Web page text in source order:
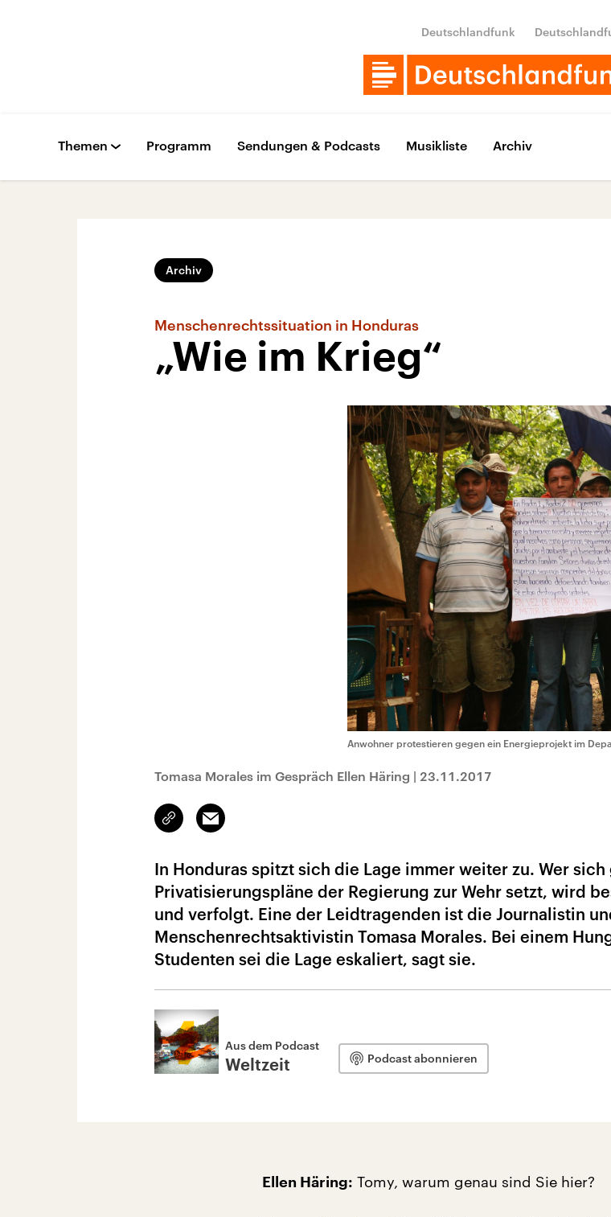
Deutschlandfunk
Themen Programm Sendungen & Podcasts Musikliste Archiv
Archiv
Menschenrechtssituation in Honduras
„Wie im Krieg“
Anwohner protestieren gegen ein Energieprojekt im
Tomasa Morales im Gespräch Ellen Häring | 23.11.2017
Link
kopieren/teilen
Email
In Honduras spitzt sich die Lage immer weiter zu. Wer
Privatisierungspläne der Regierung zur Wehr setzt, wird
und verfolgt. Eine der Leidtragenden ist die Journalistin
Menschenrechtsaktivistin Tomasa Morales. Bei einem
Studenten sei die Lage eskaliert, sagt sie.
Aus dem Podcast
Weltzeit Podcast abonnieren
Ellen Häring: Tomy, warum genau sind Sie hier?